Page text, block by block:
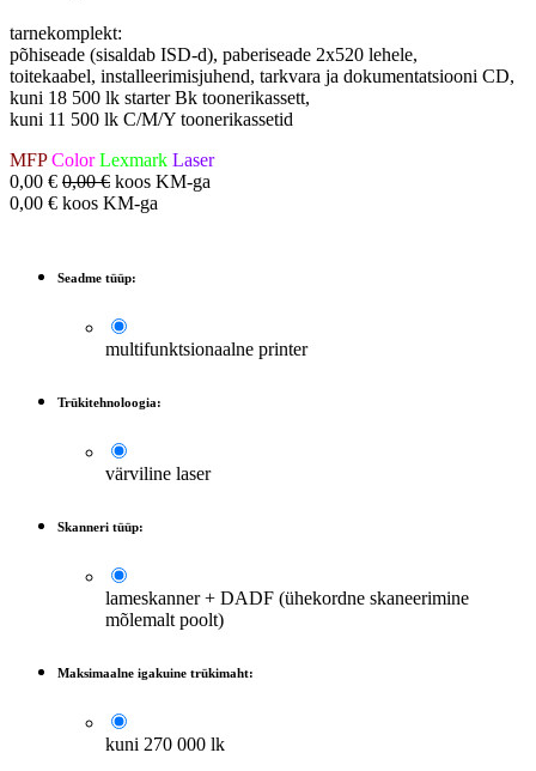
tarnekomplekt:
põhiseade (sisaldab ISD-d), paberiseade 2x520 lehele,
toitekaabel, installeerimisjuhend, tarkvara ja dokumentatsiooni CD,
kuni 18 500 lk starter Bk toonerikassett,
kuni 11 500 lk C/M/Y toonerikassetid
MFP Color Lexmark Laser
0,00 € 0,00€ koos KM-ga
0,00 € koos KM-ga
Seadme tüüp:
multifunktsionaalne printer
Trükitehnoloogia:
värviline laser
Skanneri tüüp:
lameskanner + DADF (ühekordne skaneerimine
mõlemalt poolt)
Maksimaalne igakuine trükimaht:
kuni 270 000 lk